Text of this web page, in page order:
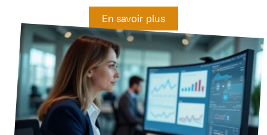
En savoir plus